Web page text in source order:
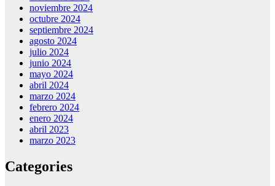
noviembre 2024
octubre 2024
septiembre 2024
agosto 2024
julio 2024
junio 2024
mayo 2024
abril 2024
marzo 2024
febrero 2024
enero 2024
abril 2023
marzo 2023
Categories